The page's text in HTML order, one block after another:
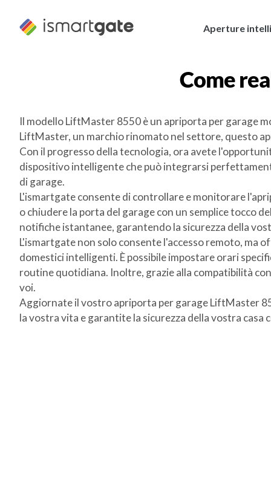
contenuto
Aperture
Come
Il modello LiftMaster 8550 è un apriporta per garage
LiftMaster, un marchio rinomato nel settore, questo
Con il progresso della tecnologia, ora avete
dispositivo intelligente che può integrarsi
di garage.
L'ismartgate consente di controllare e monitorare
o chiudere la porta del garage con un semplice tocco
notifiche istantanee, garantendo la sicurezza della
L'ismartgate non solo consente l'accesso remoto, ma
domestici intelligenti. È possibile impostare orari
routine quotidiana. Inoltre, grazie alla compatibilità
voi.
Aggiornate il vostro apriporta per garage LiftMaster
la vostra vita e garantite la sicurezza della vostra